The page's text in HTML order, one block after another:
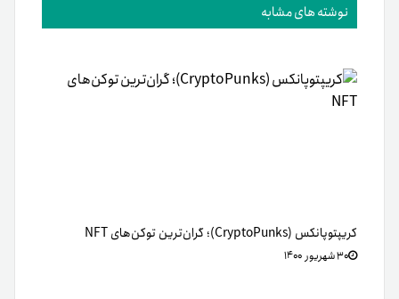
نوشته های مشابه
کریپتوپانکس (CryptoPunks)؛ گران‌ترین توکن‌های NFT
۳۰ شهریور ۱۴۰۰